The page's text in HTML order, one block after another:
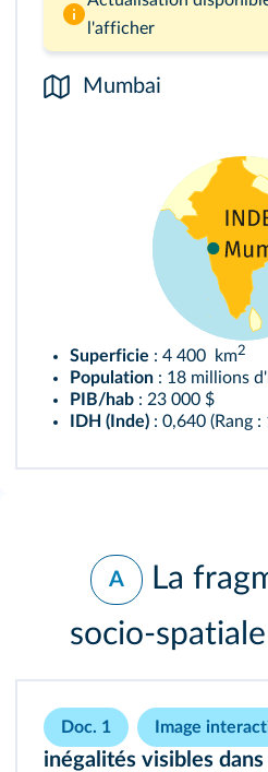
l'afficher
Mumbai
Superficie : 4 400 km2
Population : 18 millions
PIB/hab : 23 000 $
IDH (Inde) : 0,640 (Rang :
A
La
Doc. 1 Image
inégalités visibles dans